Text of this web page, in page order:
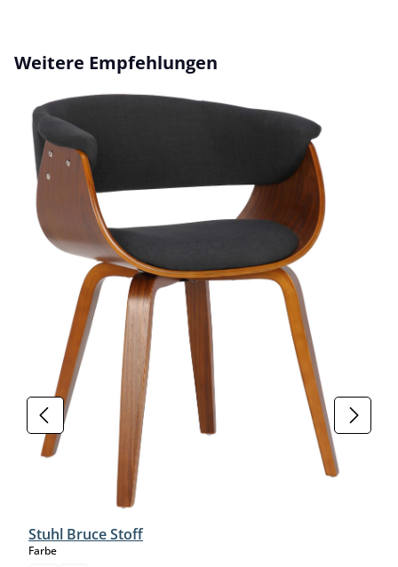
Produktgalerie überspringen
Weitere Empfehlungen
Stuhl Bruce Stoff
Farbeauswählen